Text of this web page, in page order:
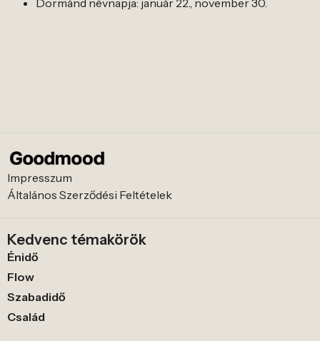
Dormánd névnapja: január 22., november 30.
Impresszum
Általános Szerződési Feltételek
Kedvenc témakörök
Énidő
Flow
Szabadidő
Család